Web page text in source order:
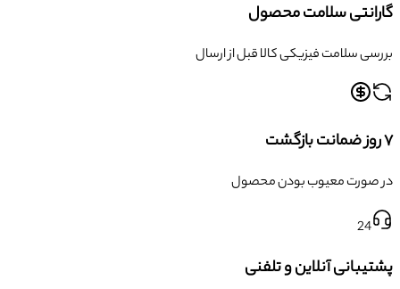
گارانتی سلامت محصول
بررسی سلامت فیزیکی کالا قبل از ارسال
۷ روز ضمانت بازگشت
در صورت معیوب بودن محصول
24
پشتیبانی آنلاین و تلفنی